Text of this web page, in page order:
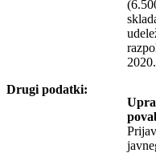
2020.
Drugi podatki: